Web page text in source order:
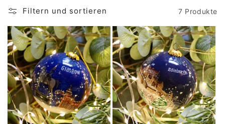
Filtern und sortieren 7 Produkte